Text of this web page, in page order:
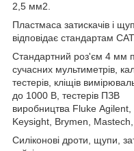
2,5 мм2.
Пластмаса затискачів і
відповідає стандартам
Стандартний роз'єм 4 мм
сучасних мультиметрів,
тестерів, кліщів
до 1000 В, тестерів ПЗВ
виробництва Fluke
Keysight, Brymen,
Силіконові дроти, щупи,